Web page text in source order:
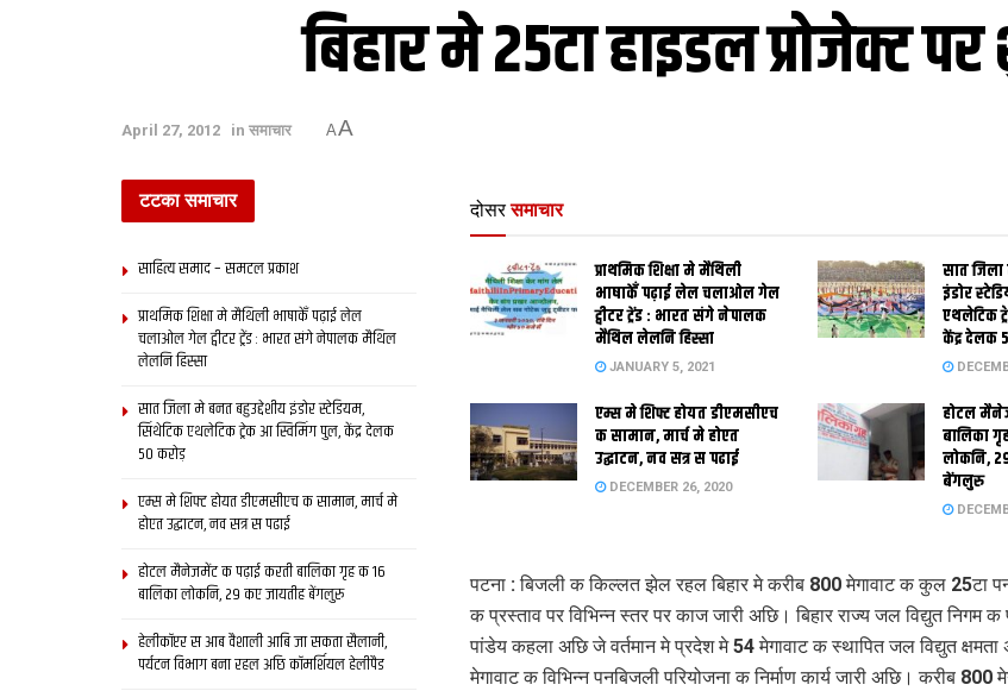
बिहार मे 25टा हाइडल प्रोजेक्ट
April 27, 2012 in समाचार AA
दोसर समाचार
प्राथमिक शि‍क्षा मे मैथि‍ली
भाषाकेँ पढ़ाई लेल चलाओल गेल
ट्वीटर ट्रेंड : भारत संगे नेपालक
मैथिल लेलनि हिस्सा
JANUARY 5, 2021
सात
इंडोर
एथलेटिक
केंद्र देलक
एम्स मे शिफ्ट होयत डीएमसीएच
क सामान, मार्च मे होएत
उद्घाटन, नव सत्र स पढाई
DECEMBER 26, 2020
होटल
बालिका
लोकनि,
बेंगलुरु
पटना : बिजली क किल्लत झेल रहल बिहार मे करीब 800 मेगावाट क कुल 25टा
क प्रस्ताव पर विभिन्न स्तर पर काज जारी अछि। बिहार राज्य जल विद्युत निगम
पांडेय कहला अछि जे वर्तमान मे प्रदेश मे 54 मेगावाट क स्थापित जल विद्युत
मेगावाट क विभिन्न पनबिजली परियोजना क निर्माण कार्य जारी अछि। करीब 800
टटका समाचार
साहित्य समाद – समटल प्रकाश
प्राथमिक शि‍क्षा मे मैथि‍ली भाषाकेँ पढ़ाई लेल
चलाओल गेल ट्वीटर ट्रेंड : भारत संगे नेपालक मैथिल
लेलनि हिस्सा
सात जिला मे बनत बहुउद्देशीय इंडोर स्‍टेडि‍यम,
सिंथेटिक एथलेटिक ट्रेक आ स्विमिंग पुल, केंद्र देलक
50 करोड़
एम्स मे शिफ्ट होयत डीएमसीएच क सामान, मार्च मे
होएत उद्घाटन, नव सत्र स पढाई
होटल मैनेजमेंट क पढ़ाई करती बालिका गृह क 16
बालिका लोकनि, 29 कए जायतीह बेंगलुरु
हेलीकॉप्टर स आब वैशाली आबि जा सकता सैलानी,
पर्यटन विभाग बना रहल अछि कॉमर्शियल हेलीपैड